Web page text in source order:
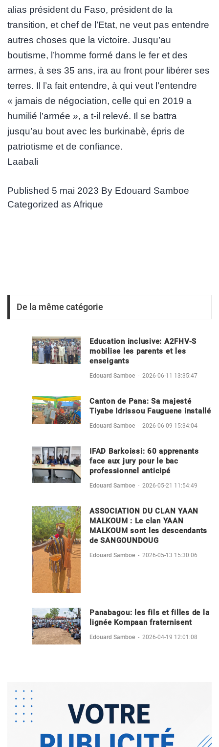
alias président du Faso, président de la
transition, et chef de l’Etat, ne veut pas entendre
autres choses que la victoire. Jusqu’au
boutisme, l’homme formé dans le fer et des
armes, à ses 35 ans, ira au front pour libérer ses
terres. Il l’a fait entendre, à qui veut l’entendre
« jamais de négociation, celle qui en 2019 a
humilié l’armée », a t-il relevé. Il se battra
jusqu’au bout avec les burkinabè, épris de
patriotisme et de confiance.
Laabali
Published 5 mai 2023 By Edouard Samboe
Categorized as Afrique
De la même catégorie
Education inclusive: A2FHV-S
mobilise les parents et les
enseigants
Edouard Samboe - 2026-06-11 13:35:47
Canton de Pana: Sa majesté
Tiyabe Idrissou Fauguene installé
Edouard Samboe - 2026-06-09 15:34:04
IFAD Barkoissi: 60 apprenants
face aux jury pour le bac
professionnel anticipé
Edouard Samboe - 2026-05-21 11:54:49
ASSOCIATION DU CLAN YAAN
MALKOUM : Le clan YAAN
MALKOUM sont les descendants
de SANGOUNDOUG
Edouard Samboe - 2026-05-13 15:30:06
Panabagou: les fils et filles de la
lignée Kompaan fraternisent
Edouard Samboe - 2026-04-19 12:01:08